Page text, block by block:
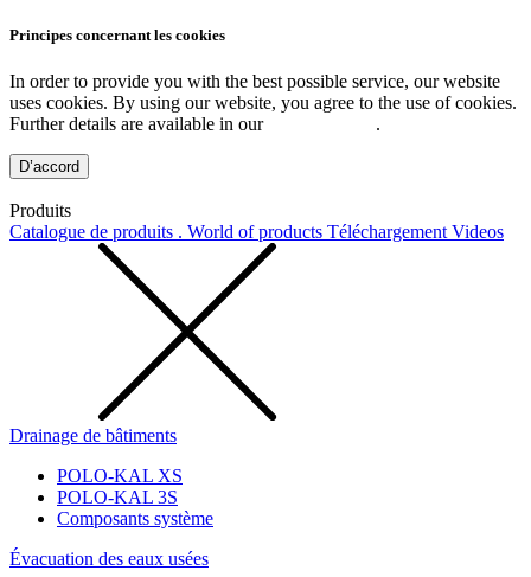
Principes concernant les cookies
In order to provide you with the best possible service, our website
uses cookies. By using our website, you agree to the use of cookies.
Further details are available in our
.
D’accord
Produits
Catalogue de produits . World of products Téléchargement Videos
Drainage de bâtiments
POLO-KAL XS
POLO-KAL 3S
Composants système
Évacuation des eaux usées